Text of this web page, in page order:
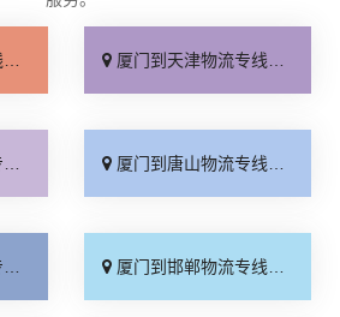
厦门到天津物流专线_运保时效「高效快运」
厦门到唐山物流专线_全境派送「收费介绍」
厦门到邯郸物流专线_物流拼车「全境配送」